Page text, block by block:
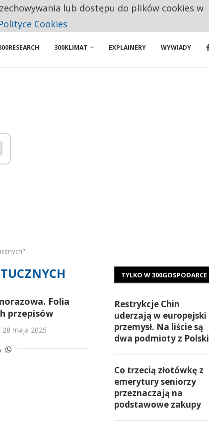
ZAKUPY
300KLIMAT EXPLAINERY WYWIADY
Folia
przepisów
28 maja 2025
TYLKO W 300GOSPODARCE
Restrykcje Chin
uderzają w europejski
przemysł. Na liście są
dwa podmioty z Polski
Co trzecią złotówkę z
emerytury seniorzy
przeznaczają na
podstawowe zakupy
lub dostępu do plików cookies w
Cookies